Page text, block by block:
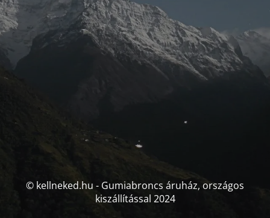
© kellneked.hu - Gumiabroncs áruház, országos
kiszállítással 2024